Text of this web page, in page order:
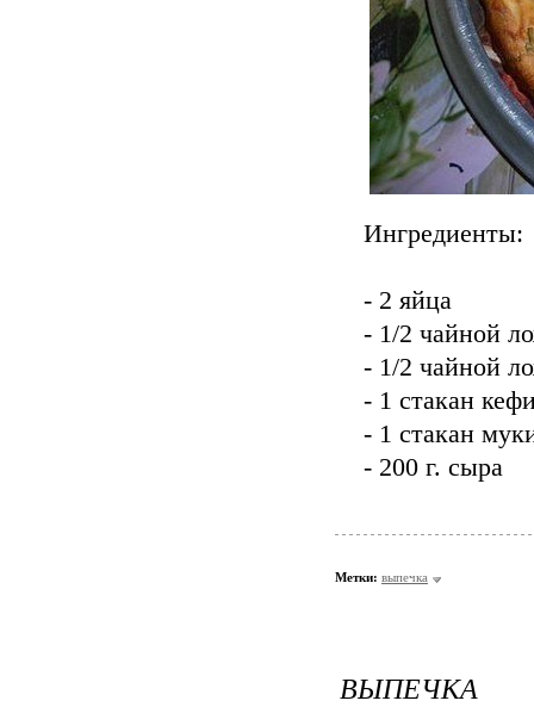
Ингредиенты:
- 2 яйца
- 1/2 чайной
- 1/2 чайной
- 1 стакан
- 1 стакан
- 200 г. сыра
Метки: выпечка
ВЫПЕЧКА